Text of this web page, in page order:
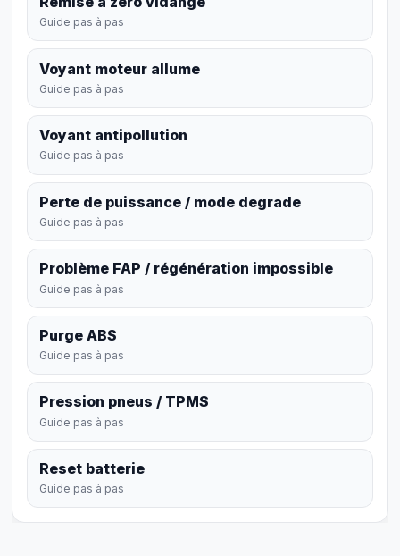
Guide pas à pas
Voyant moteur allume
Guide pas à pas
Voyant antipollution
Guide pas à pas
Perte de puissance / mode degrade
Guide pas à pas
Problème FAP / régénération impossible
Guide pas à pas
Purge ABS
Guide pas à pas
Pression pneus / TPMS
Guide pas à pas
Reset batterie
Guide pas à pas